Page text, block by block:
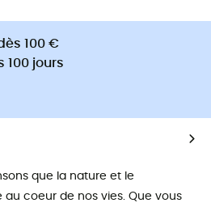
100 €
100 jours
que la nature et le
coeur de nos vies. Que vous